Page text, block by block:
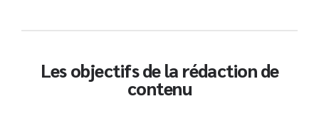
Les objectifs de la rédaction de
contenu